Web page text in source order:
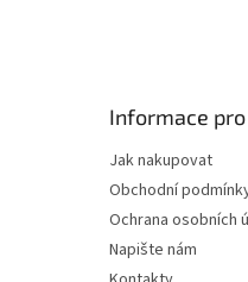
Informace
Jak nakupovat
Obchodní
Ochrana osobních
Napište nám